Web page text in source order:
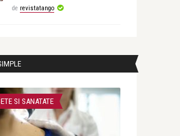
de revistatango
SI SANATATE